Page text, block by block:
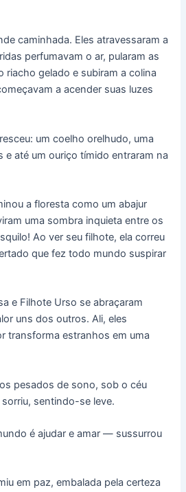
caminhada. Eles atravessaram a
perfumavam o ar, pularam as
riacho gelado e subiram a colina
a acender suas luzes
um coelho orelhudo, uma
e até um ouriço tímido entraram na
a floresta como um abajur
uma sombra inquieta entre os
Ao ver seu filhote, ela correu
que fez todo mundo suspirar
e Filhote Urso se abraçaram
uns dos outros. Ali, eles
transforma estranhos em uma
pesados de sono, sob o céu
sentindo-se leve.
é ajudar e amar — sussurrou
em paz, embalada pela certeza